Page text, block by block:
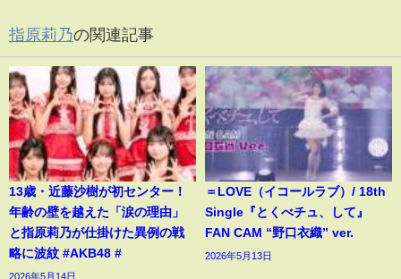
指原莉乃の関連記事
13歳・近藤沙樹が初センター！
年齢の壁を越えた「涙の理由」
と指原莉乃が仕掛けた異例の戦
略に波紋 #AKB48 #
2026年5月14日
＝LOVE（イコールラブ）/ 18th
Single『とくべチュ、して』
FAN CAM “野口衣織” ver.
2026年5月13日